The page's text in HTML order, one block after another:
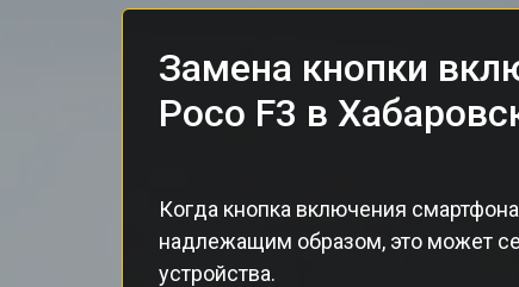
Замена кнопки
Poco F3 в
Когда кнопка включения
надлежащим образом, это может
устройства.